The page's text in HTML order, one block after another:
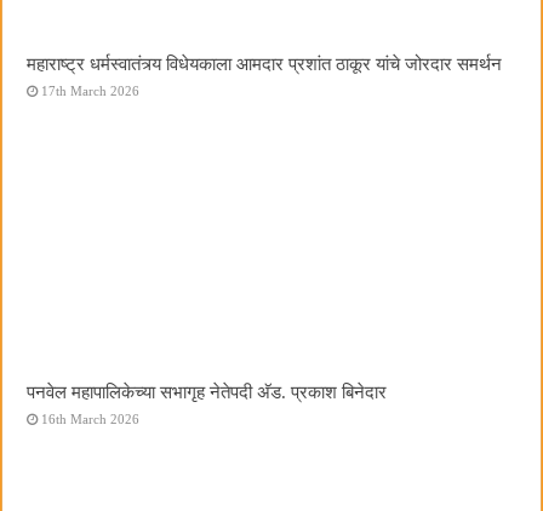
महाराष्ट्र धर्मस्वातंत्र्य विधेयकाला आमदार प्रशांत ठाकूर यांचे जोरदार समर्थन
17th March 2026
पनवेल महापालिकेच्या सभागृह नेतेपदी अ‍ॅड. प्रकाश बिनेदार
16th March 2026